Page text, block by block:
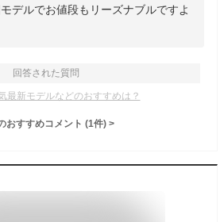
デルでお値段もリーズナブルですよ
回答された質問
最新モデルなどのおすすめは？
おすすめコメント (1件) >